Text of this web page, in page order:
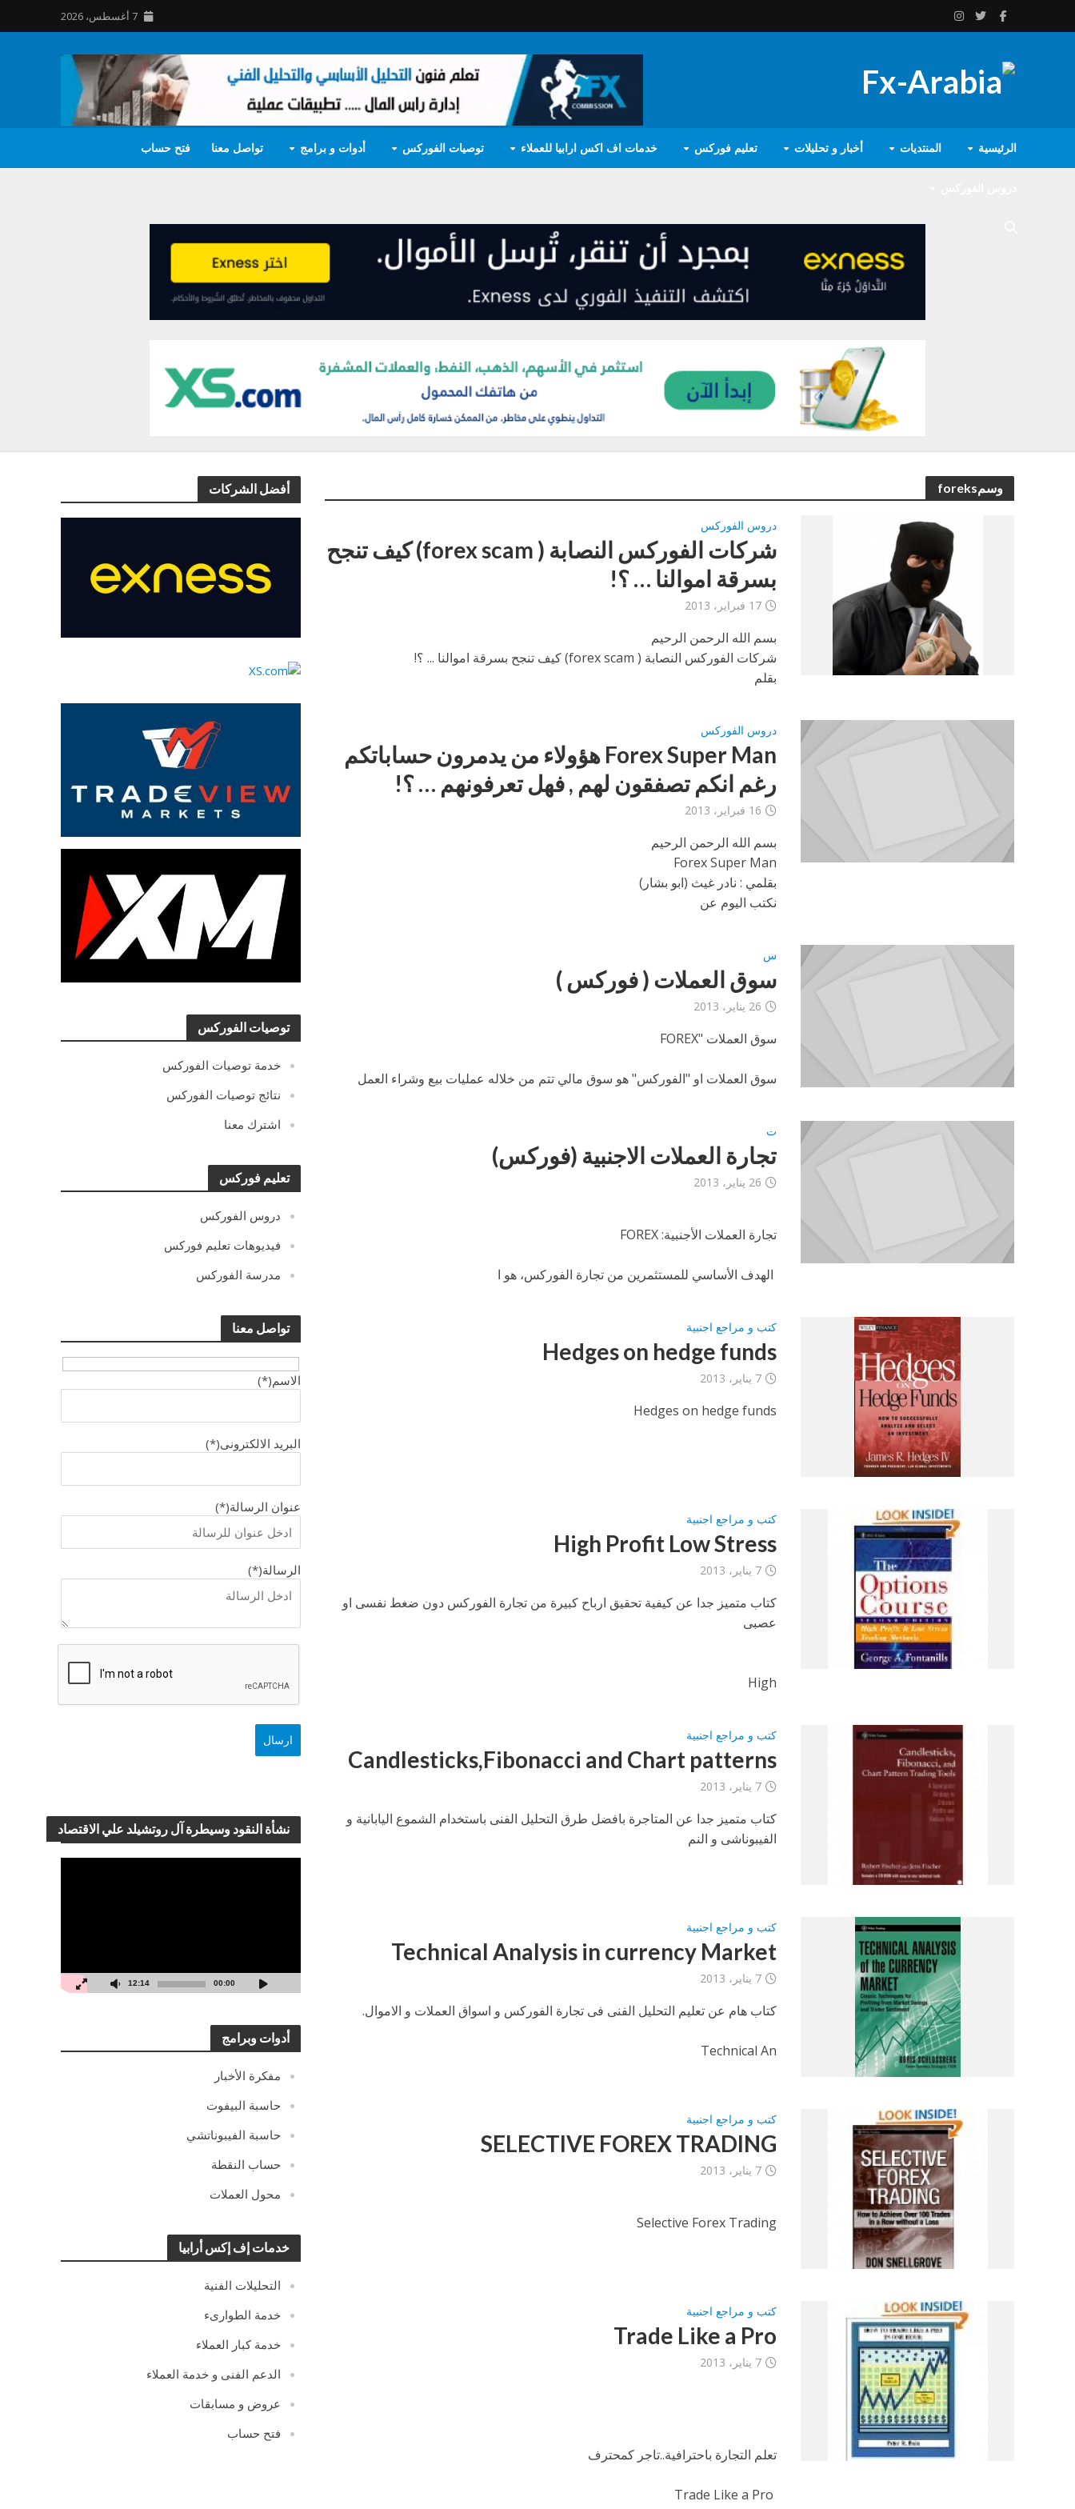
7 أغسطس، 2026
الرئيسية المنتديات أخبار و تحليلات تعليم فوركس خدمات اف اكس ارابيا للعملاء توصيات الفوركس أدوات و برامج تواصل معنا فتح حساب
أفضل الشركات
توصيات الفوركس
خدمة توصيات الفوركس
نتائج توصيات الفوركس
اشترك معنا
تعليم فوركس
دروس الفوركس
فيديوهات تعليم فوركس
مدرسة الفوركس
تواصل معنا
الاسم(*)
البريد الالكترونى(*)
عنوان الرسالة(*)
الرسالة(*)
نشأة النقود وسيطرة آل روتشيلد علي الاقتصاد
00:00
12:14
أدوات وبرامج
مفكرة الأخبار
حاسبة البيفوت
حاسبة الفيبوناتشي
حساب النقطة
محول العملات
خدمات إف إكس أرابيا
التحليلات الفنية
خدمة الطوارىء
خدمة كبار العملاء
الدعم الفنى و خدمة العملاء
عروض و مسابقات
فتح حساب
وسمforeks
دروس الفوركس
شركات الفوركس النصابة ( forex scam) كيف تنجح
بسرقة اموالنا … ؟!
17 فبراير، 2013
بسم الله الرحمن الرحيم
شركات الفوركس النصابة ( forex scam) كيف تنجح بسرقة اموالنا ... ؟!
بقلم
دروس الفوركس
Forex Super Man هؤولاء من يدمرون حساباتكم
رغم انكم تصفقون لهم , فهل تعرفونهم … ؟!
16 فبراير، 2013
بسم الله الرحمن الرحيم
Forex Super Man
بقلمي : نادر غيث (ابو بشار)
نكتب اليوم عن
س
سوق العملات ( فوركس )
26 يناير، 2013
سوق العملات "FOREX
سوق العملات او "الفوركس" هو سوق مالي تتم من خلاله عمليات بيع وشراء العمل
ت
تجارة العملات الاجنبية (فوركس)
26 يناير، 2013
تجارة العملات الأجنبية: FOREX
الهدف الأساسي للمستثمرين من تجارة الفوركس، هو ا
كتب و مراجع اجنبية
Hedges on hedge funds
7 يناير، 2013
Hedges on hedge funds
كتب و مراجع اجنبية
High Profit Low Stress
7 يناير، 2013
كتاب متميز جدا عن كيفية تحقيق ارباح كبيرة من تجارة الفوركس دون ضغط نفسى او
عصبى
High
كتب و مراجع اجنبية
Candlesticks,Fibonacci and Chart patterns
7 يناير، 2013
كتاب متميز جدا عن المتاجرة بافضل طرق التحليل الفنى باستخدام الشموع اليابانية و
الفيبوناشى و النم
كتب و مراجع اجنبية
Technical Analysis in currency Market
7 يناير، 2013
كتاب هام عن تعليم التحليل الفنى فى تجارة الفوركس و اسواق العملات و الاموال.
Technical An
كتب و مراجع اجنبية
SELECTIVE FOREX TRADING
7 يناير، 2013
Selective Forex Trading
كتب و مراجع اجنبية
Trade Like a Pro
7 يناير، 2013
تعلم التجارة باحترافية..تاجر كمحترف